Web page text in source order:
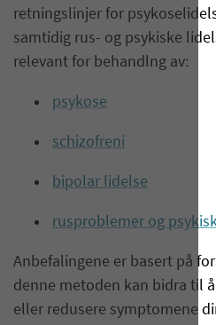
retningslinjer for
samtidig rus- og psykiske
relevant for behandlng av:
psykose
schizofreni
bipolar lidelse
rusproblemer og
Anbefalingene er basert på
denne metoden kan bidra til
eller redusere symptomene